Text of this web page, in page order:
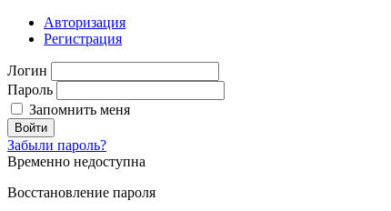
Авторизация
Регистрация
Логин
Пароль
Запомнить меня
Войти
Забыли пароль?
Временно недоступна
Восстановление пароля